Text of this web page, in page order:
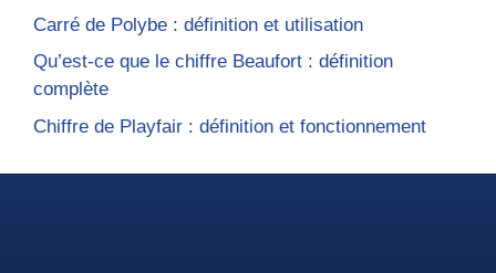
Carré de Polybe : définition et utilisation
Qu’est-ce que le chiffre Beaufort : définition
complète
Chiffre de Playfair : définition et fonctionnement